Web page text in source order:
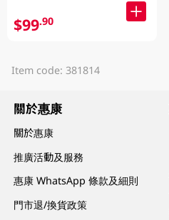
$99.90
Item code: 381814
關於惠康
關於惠康
推廣活動及服務
惠康 WhatsApp 條款及細則
門市退/換貨政策